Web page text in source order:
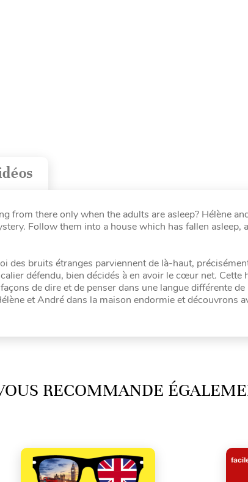
from there only when the adults are asleep? Hélène
Follow them into a house which has fallen
des bruits étranges parviennent de là-haut,
défendu, bien décidés à en avoir le cœur net. Cette
de dire et de penser dans une langue différente
et André dans la maison endormie et découvrons
RECOMMANDE